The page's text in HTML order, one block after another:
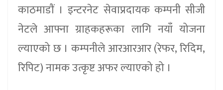
काठमाडाैं । इन्टरनेट सेवाप्रदायक कम्पनी सीजी
नेटले आफ्ना ग्राहकहरूका लागि नयाँ योजना
ल्याएको छ । कम्पनीले आरआरआर (रेफर, रिदिम,
रिपिट) नामक उत्कृष्ट अफर ल्याएको हो ।